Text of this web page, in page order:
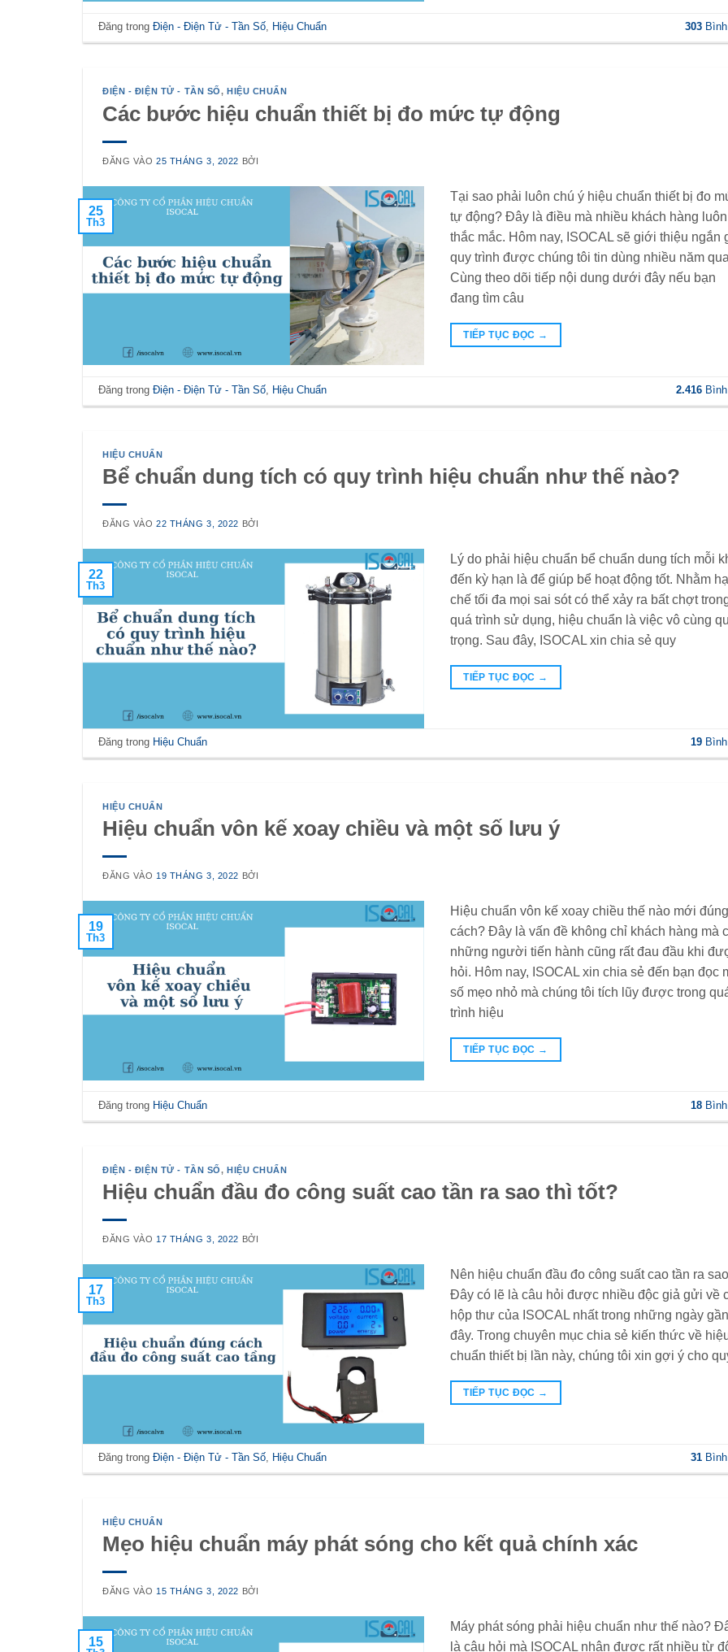
Đăng trongĐiện - Điện Tử - Tần Số, Hiệu Chuẩn 303Bình
ĐIỆN - ĐIỆN TỬ - TẦN SỐ,HIỆU CHUẨN
Các bước hiệu chuẩn thiết bị đo mức tự động
ĐĂNG VÀO25 THÁNG 3, 2022 BỞI
25
Th3
Tại sao phải luôn chú ý hiệu chuẩn thiết bị đo
tự động? Đây là điều mà nhiều khách hàng luôn
thắc mắc. Hôm nay, ISOCAL sẽ giới thiệu ngắn
quy trình được chúng tôi tin dùng nhiều năm
Cùng theo dõi tiếp nội dung dưới đây nếu bạn
đang tìm câu
TIẾP TỤC ĐỌC →
Đăng trongĐiện - Điện Tử - Tần Số, Hiệu Chuẩn 2.416Bình
HIỆU CHUẨN
Bể chuẩn dung tích có quy trình hiệu chuẩn như thế nào?
ĐĂNG VÀO22 THÁNG 3, 2022 BỞI
22
Th3
Lý do phải hiệu chuẩn bể chuẩn dung tích mỗi
đến kỳ hạn là để giúp bể hoạt động tốt. Nhằm
chế tối đa mọi sai sót có thể xảy ra bất chợt
quá trình sử dụng, hiệu chuẩn là việc vô cùng
trọng. Sau đây, ISOCAL xin chia sẻ quy
TIẾP TỤC ĐỌC →
Đăng trong Hiệu Chuẩn 19Bình
HIỆU CHUẨN
Hiệu chuẩn vôn kế xoay chiều và một số lưu ý
ĐĂNG VÀO19 THÁNG 3, 2022 BỞI
19
Th3
Hiệu chuẩn vôn kế xoay chiều thế nào mới đúng
cách? Đây là vấn đề không chỉ khách hàng mà
những người tiến hành cũng rất đau đầu khi
hỏi. Hôm nay, ISOCAL xin chia sẻ đến bạn đọc
số mẹo nhỏ mà chúng tôi tích lũy được trong
trình hiệu
TIẾP TỤC ĐỌC →
Đăng trong Hiệu Chuẩn 18Bình
ĐIỆN - ĐIỆN TỬ - TẦN SỐ,HIỆU CHUẨN
Hiệu chuẩn đầu đo công suất cao tần ra sao thì tốt?
ĐĂNG VÀO 17 THÁNG 3, 2022 BỞI
17
Th3
Nên hiệu chuẩn đầu đo công suất cao tần ra
Đây có lẽ là câu hỏi được nhiều độc giả gửi về
hộp thư của ISOCAL nhất trong những ngày gần
đây. Trong chuyên mục chia sẻ kiến thức về
chuẩn thiết bị lần này, chúng tôi xin gợi ý cho
TIẾP TỤC ĐỌC →
Đăng trongĐiện - Điện Tử - Tần Số, Hiệu Chuẩn 31Bình
HIỆU CHUẨN
Mẹo hiệu chuẩn máy phát sóng cho kết quả chính xác
ĐĂNG VÀO 15 THÁNG 3, 2022 BỞI
15
Máy phát sóng phải hiệu chuẩn như thế nào?
là câu hỏi mà ISOCAL nhận được rất nhiều từ